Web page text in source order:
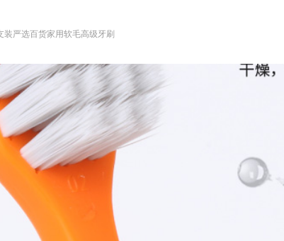
严选百货家用软毛高级牙刷